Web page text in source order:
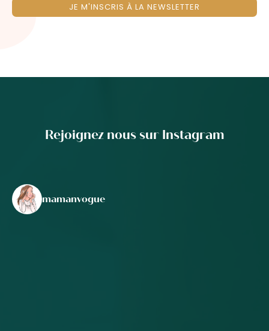
JE M'INSCRIS À LA NEWSLETTER
Rejoignez nous sur Instagram
mamanvogue